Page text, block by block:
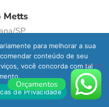
Metts
SP
Orçamentos
para melhorar a sua
conteúdo de seu
você concorda com tal
de Privacidade